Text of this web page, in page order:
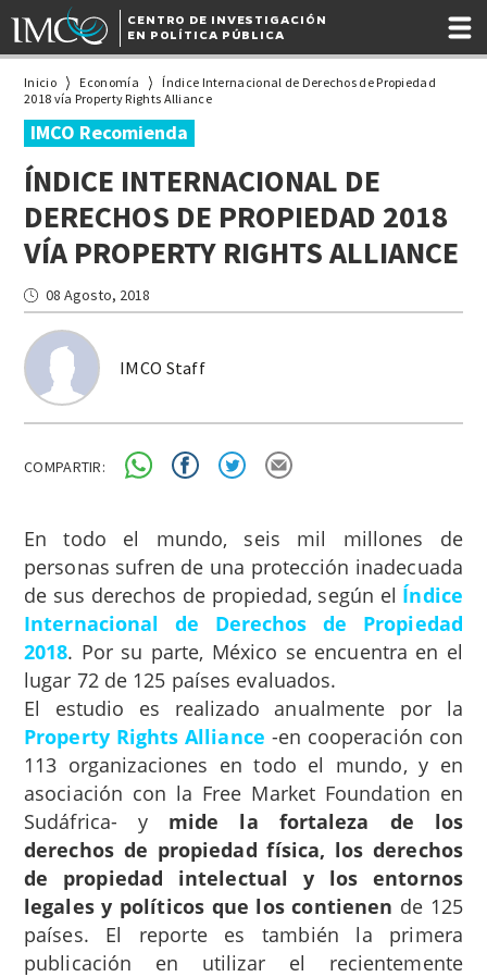
CENTRO DE INVESTIGACIÓN
EN POLÍTICA PÚBLICA
Inicio Economía
Índice Internacional de Derechos de Propiedad
2018 vía Property Rights Alliance
IMCO Recomienda
ÍNDICE INTERNACIONAL DE
DERECHOS DE PROPIEDAD 2018
VÍA PROPERTY RIGHTS ALLIANCE
IMCO Staff
08 Agosto, 2018
COMPARTIR:
En todo el mundo, seis mil millones de
personas sufren de una protección inadecuada
de sus derechos de propiedad, según el Índice
Internacional de Derechos de Propiedad
2018. Por su parte, México se encuentra en el
lugar 72 de 125 países evaluados.
El estudio es realizado anualmente por la
Property Rights Alliance -en cooperación con
113 organizaciones en todo el mundo, y en
asociación con la Free Market Foundation en
Sudáfrica- y mide la fortaleza de los
derechos de propiedad física, los derechos
de propiedad intelectual y los entornos
legales y políticos que los contienen de 125
países. El reporte es también la primera
publicación en utilizar el recientemente